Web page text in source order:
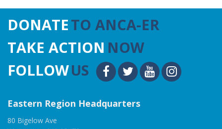
DONATETO ANCA-ER
TAKE ACTION NOW
FOLLOWUS
Eastern Region Headquarters
80 Bigelow Ave